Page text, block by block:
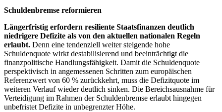
Schuldenbremse reformieren
Längerfristig erfordern resiliente Staatsfinanzen deutlich
niedrigere Defizite als von den aktuellen nationalen Regeln
erlaubt. Denn eine tendenziell weiter steigende hohe
Schuldenquote wirkt destabilisierend und beeinträchtigt die
finanzpolitische Handlungsfähigkeit. Damit die Schuldenquote
perspektivisch in angemessenen Schritten zum europäischen
Referenzwert von 60 % zurückkehrt, muss die Defizitquote im
weiteren Verlauf wieder deutlich sinken. Die Bereichsausnahme für
Verteidigung im Rahmen der Schuldenbremse erlaubt hingegen
unbefristet Defizite in unbegrenzter Höhe.